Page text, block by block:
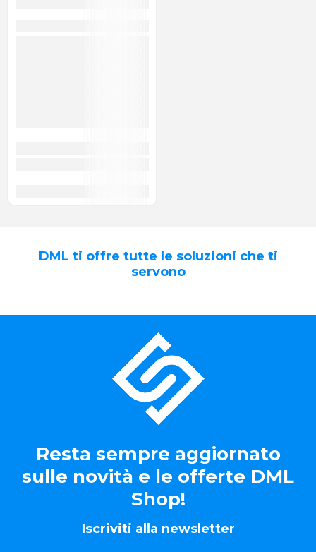
DML ti offre tutte le soluzioni che ti
servono
Resta sempre aggiornato
sulle novità e le offerte DML
Shop!
Iscriviti alla newsletter